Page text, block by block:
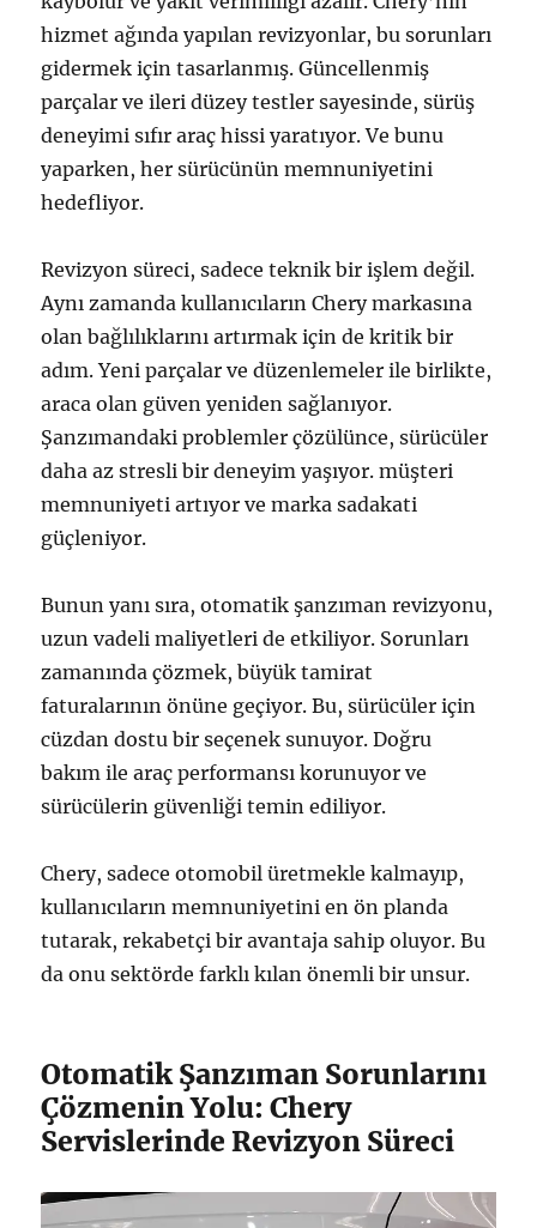
hizmet ağında yapılan revizyonlar, bu sorunları
gidermek için tasarlanmış. Güncellenmiş
parçalar ve ileri düzey testler sayesinde, sürüş
deneyimi sıfır araç hissi yaratıyor. Ve bunu
yaparken, her sürücünün memnuniyetini
hedefliyor.
Revizyon süreci, sadece teknik bir işlem değil.
Aynı zamanda kullanıcıların Chery markasına
olan bağlılıklarını artırmak için de kritik bir
adım. Yeni parçalar ve düzenlemeler ile birlikte,
araca olan güven yeniden sağlanıyor.
Şanzımandaki problemler çözülünce, sürücüler
daha az stresli bir deneyim yaşıyor. müşteri
memnuniyeti artıyor ve marka sadakati
güçleniyor.
Bunun yanı sıra, otomatik şanzıman revizyonu,
uzun vadeli maliyetleri de etkiliyor. Sorunları
zamanında çözmek, büyük tamirat
faturalarının önüne geçiyor. Bu, sürücüler için
cüzdan dostu bir seçenek sunuyor. Doğru
bakım ile araç performansı korunuyor ve
sürücülerin güvenliği temin ediliyor.
Chery, sadece otomobil üretmekle kalmayıp,
kullanıcıların memnuniyetini en ön planda
tutarak, rekabetçi bir avantaja sahip oluyor. Bu
da onu sektörde farklı kılan önemli bir unsur.
Otomatik Şanzıman Sorunlarını
Çözmenin Yolu: Chery
Servislerinde Revizyon Süreci